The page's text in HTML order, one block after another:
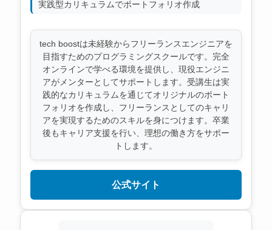
実践型カリキュラムでポートフォリオ作成
tech boostは未経験からフリーランスエンジニアを
目指すためのプログラミングスクールです。完全
オンラインで学べる環境を提供し、現役エンジニ
アがメンターとしてサポートします。受講生は実
践的なカリキュラムを通じてオリジナルのポート
フォリオを作成し、フリーランスとしてのキャリ
アを実現するためのスキルを身につけます。卒業
後もキャリア支援を行い、理想の働き方をサポー
トします。
公式サイト